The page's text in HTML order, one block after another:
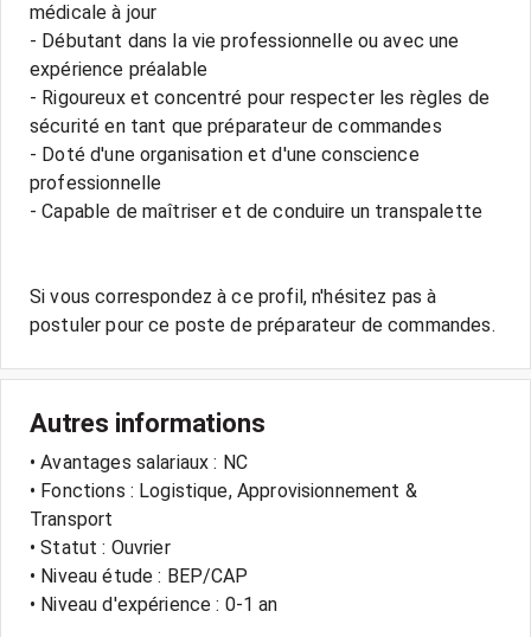
médicale à jour
- Débutant dans la vie professionnelle ou avec une
expérience préalable
- Rigoureux et concentré pour respecter les règles de
sécurité en tant que préparateur de commandes
- Doté d'une organisation et d'une conscience
professionnelle
- Capable de maîtriser et de conduire un transpalette
Si vous correspondez à ce profil, n'hésitez pas à
Autres informations
• Avantages salariaux : NC
• Fonctions : Logistique, Approvisionnement &
Transport
• Statut : Ouvrier
• Niveau étude : BEP/CAP
• Niveau d'expérience : 0-1 an